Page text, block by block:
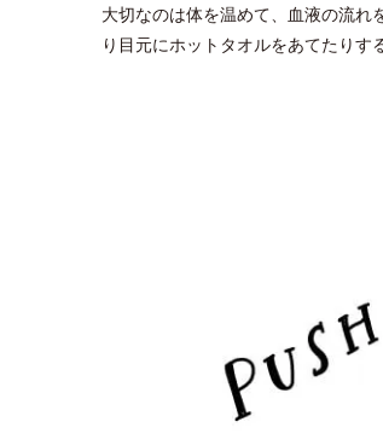
大切なのは体を温めて、血液の流れ
り目元にホットタオルをあてたりす